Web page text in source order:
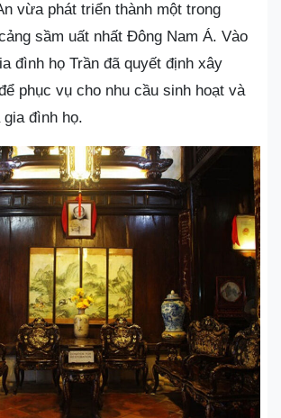
vừa phát triển thành một trong
sầm uất nhất Đông Nam Á. Vào
đình họ Trần đã quyết định xây
phục vụ cho nhu cầu sinh hoạt và
gia đình họ.